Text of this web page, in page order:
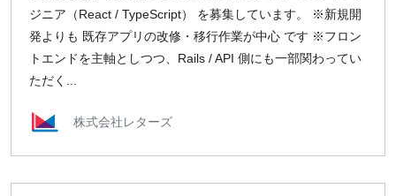
稼働時間
週5日
週4日
週2日
ジニア（React / TypeScript） を募集しています。 ※新規開
発よりも 既存アプリの改修・移行作業が中心 です ※フロン
トエンドを主軸としつつ、Rails / API 側にも一部関わってい
ただく...
株式会社レターズ